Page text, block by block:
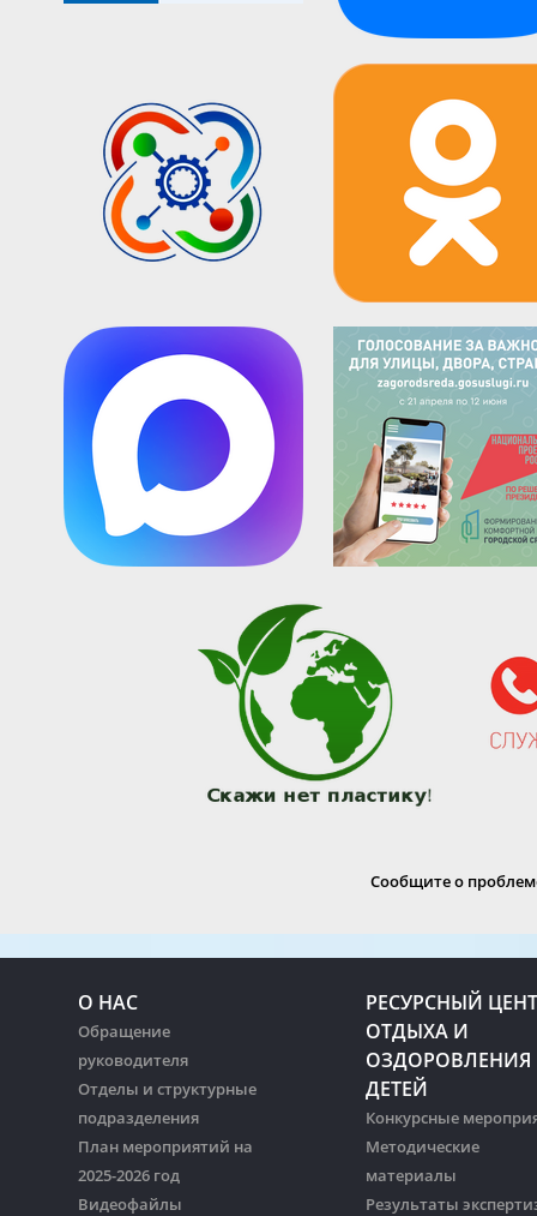
Сообщите о
О НАС
Обращение
руководителя
Отделы и структурные
подразделения
План мероприятий на
2025-2026 год
Видеофайлы
РЕСУРСНЫЙ
ОТДЫХА И
ОЗДОРОВЛЕНИЯ
ДЕТЕЙ
Конкурсные
Методические
материалы
Результаты